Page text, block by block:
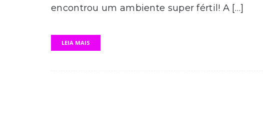
encontrou um ambiente super fértil! A […]
LEIA MAIS